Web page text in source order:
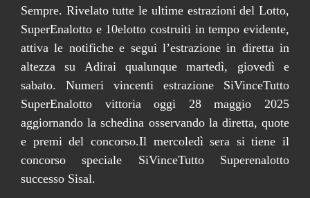
Sempre. Rivelato tutte le ultime estrazioni del Lotto,
SuperEnalotto e 10elotto costruiti in tempo evidente,
attiva le notifiche e segui l’estrazione in diretta in
altezza su Adirai qualunque martedì, giovedì e
sabato. Numeri vincenti estrazione SiVinceTutto
SuperEnalotto vittoria oggi 28 maggio 2025
aggiornando la schedina osservando la diretta, quote
e premi del concorso.Il mercoledì sera si tiene il
concorso speciale SiVinceTutto Superenalotto
successo Sisal.